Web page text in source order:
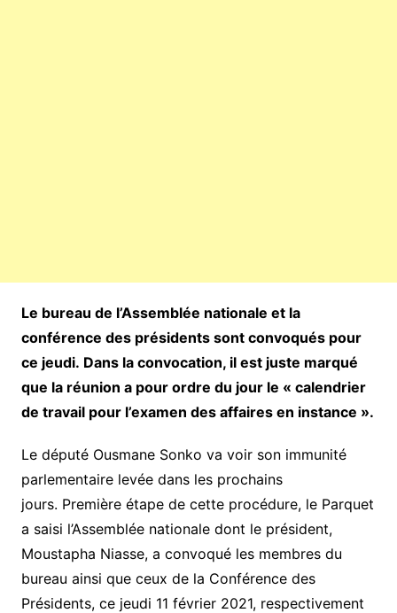
Le bureau de l’Assemblée nationale et la
conférence des présidents sont convoqués pour
ce jeudi. Dans la convocation, il est juste marqué
que la réunion a pour ordre du jour le « calendrier
de travail pour l’examen des affaires en instance ».
Le député Ousmane Sonko va voir son immunité
parlementaire levée dans les prochains
jours. Première étape de cette procédure, le Parquet
a saisi l’Assemblée nationale dont le président,
Moustapha Niasse, a convoqué les membres du
bureau ainsi que ceux de la Conférence des
Présidents, ce jeudi 11 février 2021, respectivement